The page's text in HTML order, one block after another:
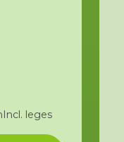
Incl. leges